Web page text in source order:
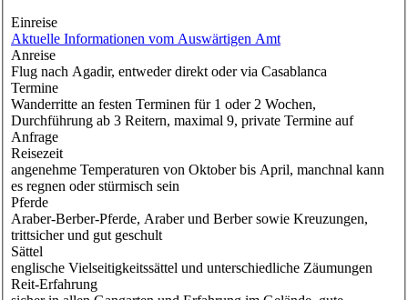
Einreise
Aktuelle Informationen vom Auswärtigen Amt
Anreise
Flug nach Agadir, entweder direkt oder via Casablanca
Termine
Wanderritte an festen Terminen für 1 oder 2 Wochen,
Durchführung ab 3 Reitern, maximal 9, private Termine auf
Anfrage
Reisezeit
angenehme Temperaturen von Oktober bis April, manchnal kann
es regnen oder stürmisch sein
Pferde
Araber-Berber-Pferde, Araber und Berber sowie Kreuzungen,
trittsicher und gut geschult
Sättel
englische Vielseitigkeitssättel und unterschiedliche Zäumungen
Reit-Erfahrung